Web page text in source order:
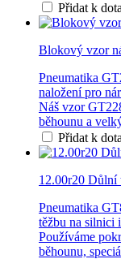
Přidat k
Blokový vzor
Pneumatika
naložení pro
Náš vzor
běhounu a
Přidat k
12.00r20 Důlní
Pneumatika
těžbu na silnici
Používáme
běhounu,